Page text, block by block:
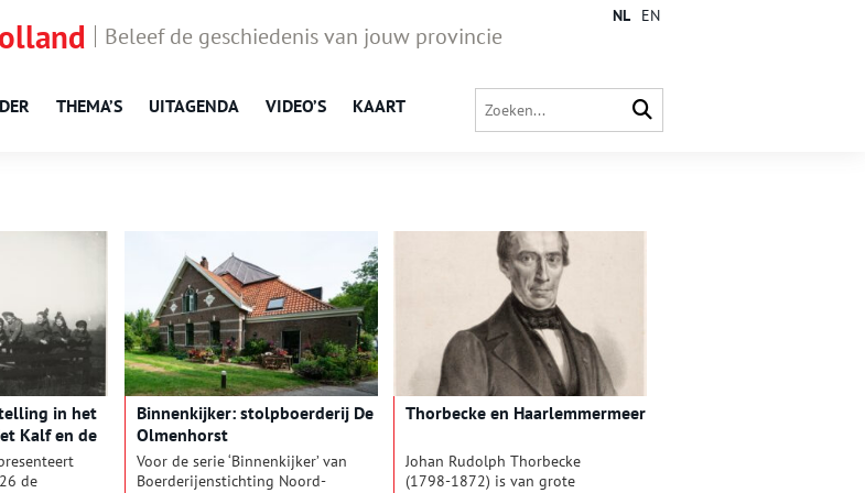
Beleef de geschiedenis van jouw provincie
THEMA’S UITAGENDA VIDEO’S KAART
NL EN
in het
Kalf en de
de
Binnenkijker: stolpboerderij De
Olmenhorst
Voor de serie ‘Binnenkijker’ van
Boerderijenstichting Noord-
Thorbecke en Haarlemmermeer
Johan Rudolph Thorbecke
(1798-1872) is van grote